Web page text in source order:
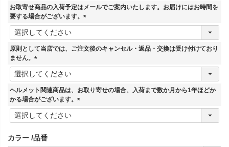
お取寄せ商品の入荷予定はメールでご案内いたします。お届けにはお時間を
要する場合がございます。
(
須
原則として当店では、ご注文後のキャンセル・返品・交換は受け付けており
ません。
(
必
須
)
ヘルメット関連商品は、お取り寄せの場合、入荷まで数か月から1年ほどか
かる場合がございます。
(
カラー 品番